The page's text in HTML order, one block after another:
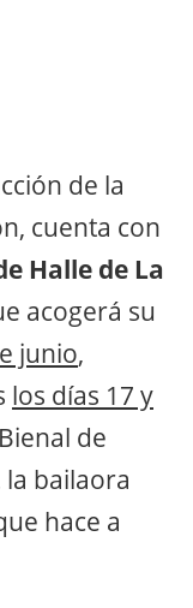
de la
cuenta con
Halle de La
acogerá su
junio,
los días 17 y
de
la bailaora
hace a